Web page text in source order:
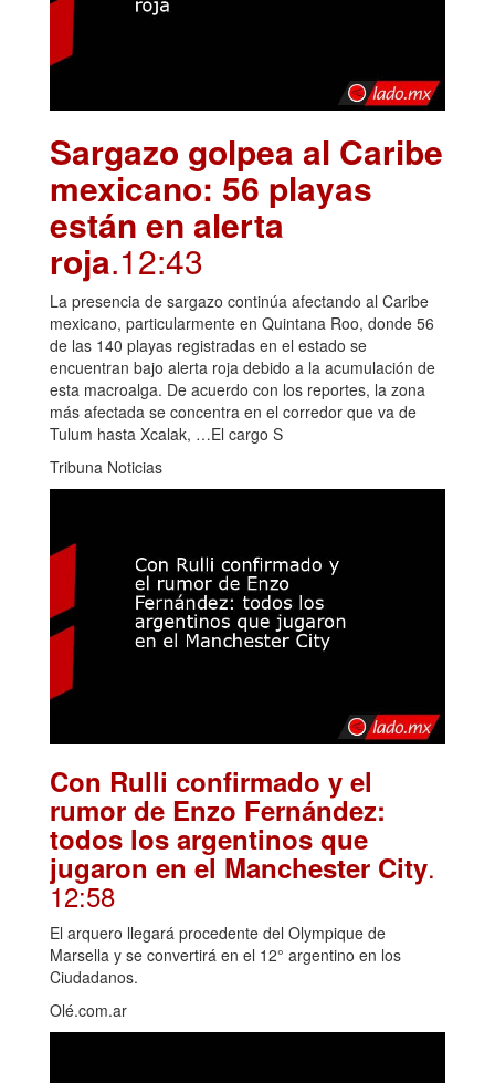
Sargazo golpea al Caribe
mexicano: 56 playas
están en alerta
roja.12:43
La presencia de sargazo continúa afectando al Caribe
mexicano, particularmente en Quintana Roo, donde 56
de las 140 playas registradas en el estado se
encuentran bajo alerta roja debido a la acumulación de
esta macroalga. De acuerdo con los reportes, la zona
más afectada se concentra en el corredor que va de
Tulum hasta Xcalak, …El cargo S
Tribuna Noticias
Con Rulli confirmado y el
rumor de Enzo Fernández:
todos los argentinos que
jugaron en el Manchester City.
12:58
El arquero llegará procedente del Olympique de
Marsella y se convertirá en el 12° argentino en los
Ciudadanos.
Olé.com.ar